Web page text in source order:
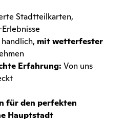
Stadtteilkarten,
mit wetterfester
Erfahrung: Von uns
für den perfekten
Hauptstadt